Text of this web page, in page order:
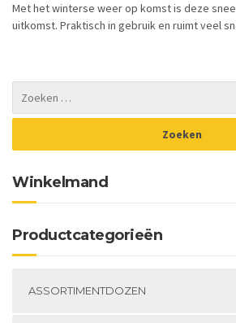
Met het winterse weer op komst is deze
uitkomst. Praktisch in gebruik en ruimt veel
Winkelmand
Productcategorieën
ASSORTIMENTDOZEN